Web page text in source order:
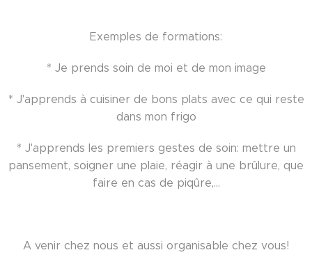
Exemples de formations:
* Je prends soin de moi et de mon image
* J'apprends à cuisiner de bons plats avec ce qui reste
dans mon frigo
* J'apprends les premiers gestes de soin: mettre un
pansement, soigner une plaie, réagir à une brûlure, que
faire en cas de piqûre,...
A venir chez nous et aussi organisable chez vous!